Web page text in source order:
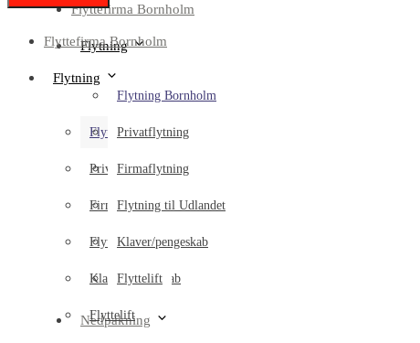
Flyttefirma Bornholm
Flytning
Flytning Bornholm
Privatflytning
Firmaflytning
Flytning til Udlandet
Klaver/pengeskab
Flyttelift
Nedpakning
Flyttefirma Bornholm
Flytning
Flytning Bornholm
Privatflytning
Firmaflytning
Flytning til Udlandet
Klaver/pengeskab
Flyttelift